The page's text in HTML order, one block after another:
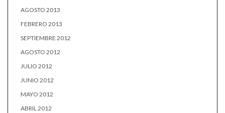
AGOSTO 2013
FEBRERO 2013
SEPTIEMBRE 2012
AGOSTO 2012
JULIO 2012
JUNIO 2012
MAYO 2012
ABRIL 2012